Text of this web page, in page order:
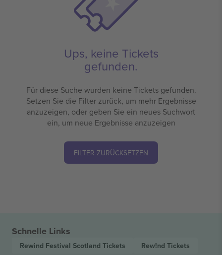
Ups, keine Tickets
gefunden.
Für diese Suche wurden keine Tickets gefunden.
Setzen Sie die Filter zurück, um mehr Ergebnisse
anzuzeigen, oder geben Sie ein neues Suchwort
ein, um neue Ergebnisse anzuzeigen
FILTER ZURÜCKSETZEN
Schnelle Links
Rewind Festival Scotland Tickets Rew!nd Tickets